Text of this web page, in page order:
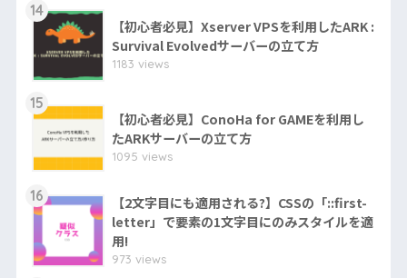
14
【初心者必見】Xserver VPSを利用したARK :
Survival Evolvedサーバーの立て方
1183 views
15
【初心者必見】ConoHa for GAMEを利用し
たARKサーバーの立て方
1095 views
16
【2文字目にも適用される?】CSSの「::first-
letter」で要素の1文字目にのみスタイルを適
用!
973 views